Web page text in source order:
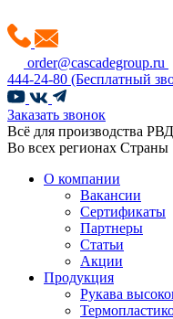
order@cascadegroup.ru
444-24-80 (Бесплатный
Заказать звонок
Всё для производства РВД
Во всех регионах Страны
О компании
Вакансии
Сертификаты
Партнеры
Статьи
Акции
Продукция
Рукава